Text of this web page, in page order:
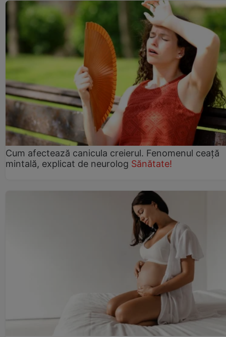
Cum afectează canicula creierul. Fenomenul ceață
mintală, explicat de neurolog Sănătate!